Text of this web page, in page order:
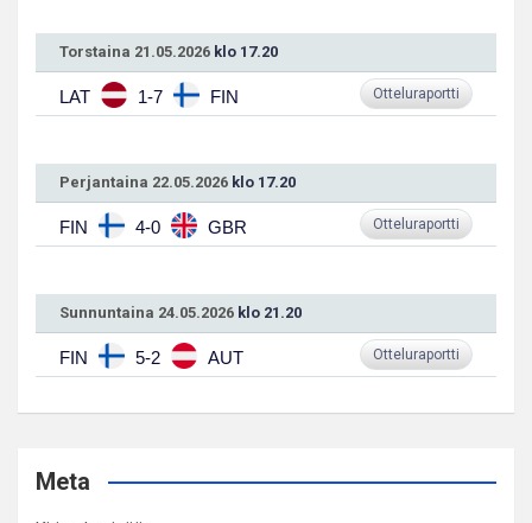
Torstaina 21.05.2026 klo 17.20
LAT 1-7 FIN Otteluraportti
Perjantaina 22.05.2026 klo 17.20
FIN 4-0 GBR Otteluraportti
Sunnuntaina 24.05.2026 klo 21.20
FIN 5-2 AUT Otteluraportti
Meta